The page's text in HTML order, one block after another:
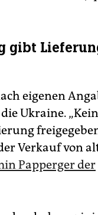
gibt
eigenen
Ukraine.
Verkauf von
Papperger der